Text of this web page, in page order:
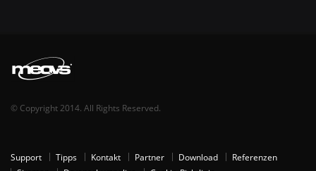
© Copyright 2014. All Rights Reserved.
Support Tipps Kontakt Partner Download
Referenzen